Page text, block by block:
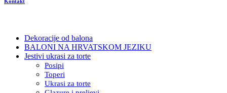
Dekoracije od balona
BALONI NA HRVATSKOM JEZIKU
Jestivi ukrasi za torte
Posipi
Toperi
Ukrasi za torte